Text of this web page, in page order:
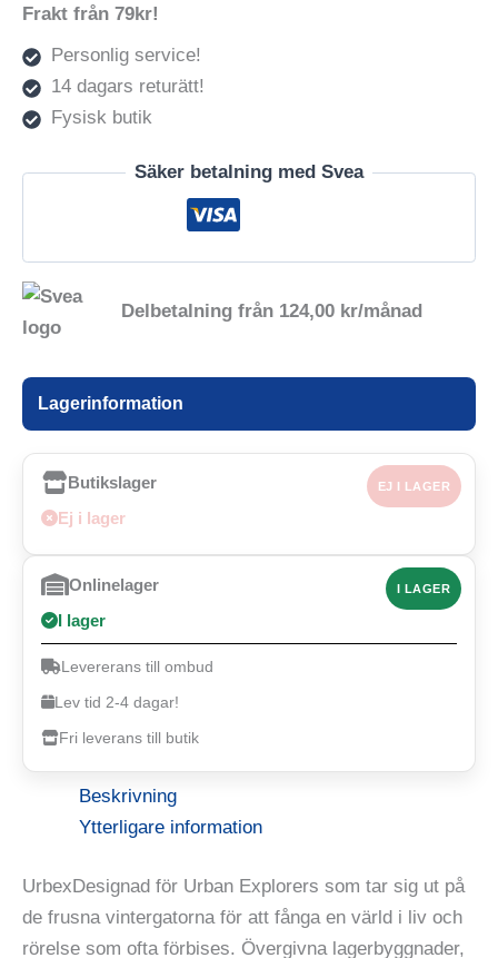
Frakt från 79kr!
Personlig service!
14 dagars returätt!
Fysisk butik
Säker betalning med Svea
Delbetalning från 124,00 kr/månad
Lagerinformation
Butikslager EJ I LAGER
Ej i lager
Onlinelager I LAGER
I lager
Levererans till ombud
Lev tid 2-4 dagar!
Fri leverans till butik
Beskrivning
Ytterligare information
UrbexDesignad för Urban Explorers som tar sig ut på
de frusna vintergatorna för att fånga en värld i liv och
rörelse som ofta förbises. Övergivna lagerbyggnader,